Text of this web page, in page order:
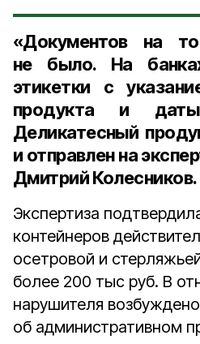
«Документов на
не было. На
этикетки с
продукта и даты
Деликатесный
и отправлен на
Дмитрий Колесников.
Экспертиза
контейнеров
осетровой и
более 200 тыс руб. В
нарушителя
об административном